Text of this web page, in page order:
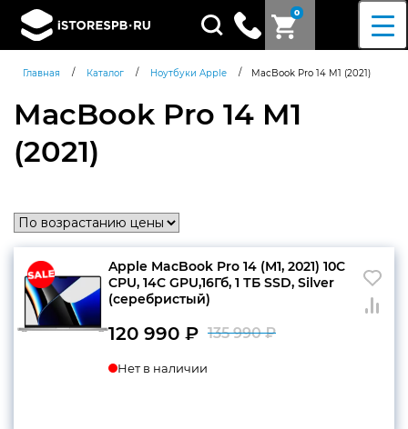
0
Поиск
товаров
Главная / Каталог / Ноутбуки Apple / MacBook Pro 14 M1 (2021)
MacBook Pro 14 M1
(2021)
Apple MacBook Pro 14 (M1, 2021) 10C
CPU, 14C GPU,16Гб, 1 ТБ SSD, Silver
(серебристый)
135 990₽
120 990 ₽
Нет в наличии